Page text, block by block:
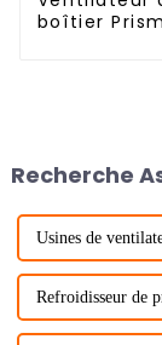
boîtier
Recherche
Usines de
Refroidisseur de